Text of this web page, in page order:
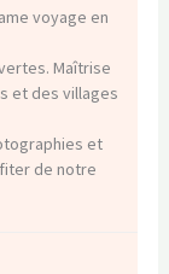
voyage en
Maîtrise
et des villages
et
de notre